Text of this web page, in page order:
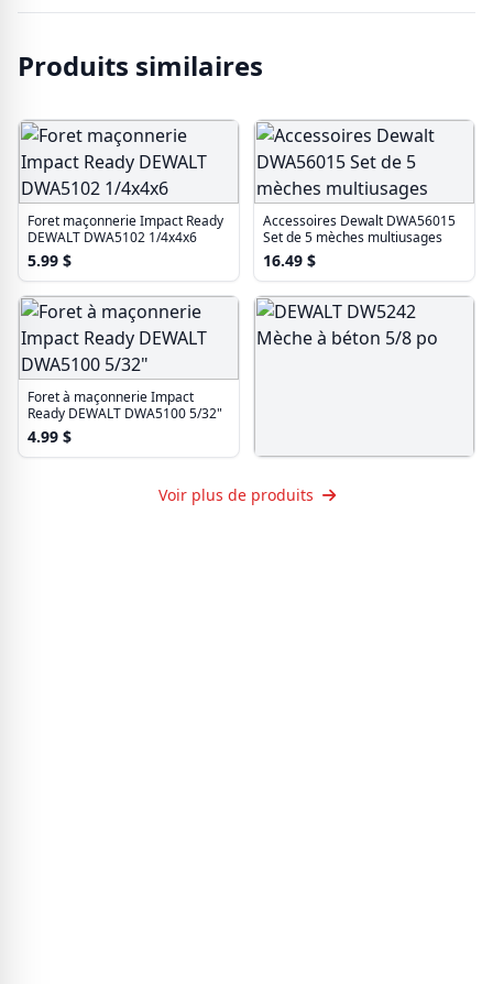
Produits similaires
Foret maçonnerie Impact Ready
DEWALT DWA5102 1/4x4x6
5.99 $
Accessoires Dewalt DWA56015
Set de 5 mèches multiusages
16.49 $
Foret à maçonnerie Impact
Ready DEWALT DWA5100 5/32"
4.99 $
béton 5/8 po
Voir plus de produits